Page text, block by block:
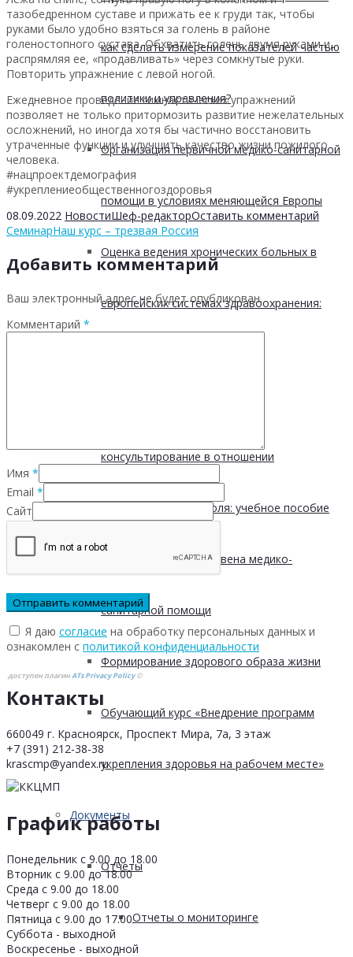
как сделать измерение показателей частью
политики и управления?
Организация первичной медико-санитарной
помощи в условиях меняющейся Европы
Оценка ведения хронических больных в
европейских системах здравоохранения:
консультирование в отношении
употребления алкоголя: учебное пособие
ВОЗ для первичного звена медико-
санитарной помощи
Формирование здорового образа жизни
Обучающий курс «Внедрение программ
укрепления здоровья на рабочем месте»
Документы
Отчеты
Отчеты о мониторинге
тазобедренном суставе и прижать ее к груди так, чтобы
руками было удобно взяться за голень в районе
голеностопного сустава. Обхватить голень двумя руками и,
распрямляя ее, «продавливать» через сомкнутые руки.
Повторить упражнение с левой ногой.
Ежедневное проведение гимнастических упражнений
позволяет не только притормозить развитие нежелательных
осложнений, но иногда хотя бы частично восстановить
утраченные функции и улучшить качество жизни пожилого
человека.
#нацпроектдемография
#укреплениеобщественногоздоровья
08.09.2022 НовостиШеф-редакторОставить комментарий
СеминарНаш курс – трезвая Россия
Добавить комментарий
Ваш электронный адрес не будет опубликован.
Комментарий *
Имя *
Email *
Сайт
Я даю согласие на обработку персональных данных и
ознакомлен с политикой конфиденциальности
доступен плагинATs Privacy Policy©
Контакты
660049 г. Красноярск, Проспект Мира, 7а, 3 этаж
+7 (391) 212-38-38
krascmp@yandex.ru
График работы
Понедельник с 9.00 до 18.00
Вторник с 9.00 до 18.00
Среда с 9.00 до 18.00
Четверг с 9.00 до 18.00
Пятница с 9.00 до 17.00
Суббота - выходной
Воскресенье - выходной